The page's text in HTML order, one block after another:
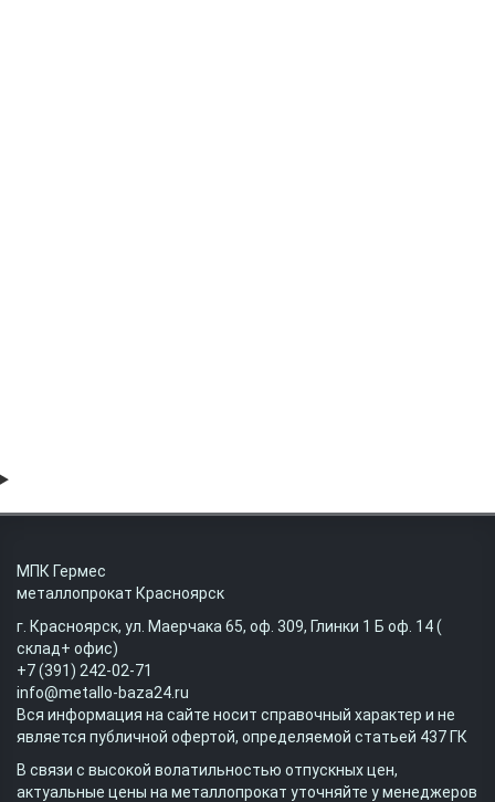
МПК Гермес
металлопрокат Красноярск
г. Красноярск, ул. Маерчака 65, оф. 309, Глинки 1 Б оф. 14 (
склад+ офис)
+7 (391) 242-02-71
info@metallo-baza24.ru
Вся информация на сайте носит справочный характер и не
является публичной офертой, определяемой статьей 437 ГК
В связи с высокой волатильностью отпускных цен,
актуальные цены на металлопрокат уточняйте у менеджеров